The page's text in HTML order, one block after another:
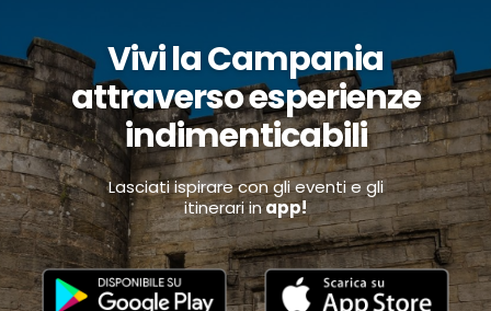
Vivi la Campania
attraverso esperienze
indimenticabili
Lasciati ispirare con gli eventi e gli
itinerari inapp!